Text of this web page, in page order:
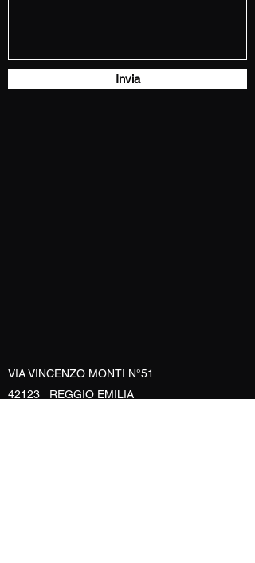
Invia
VIA VINCENZO MONTI N°51
42123 REGGIO EMILIA